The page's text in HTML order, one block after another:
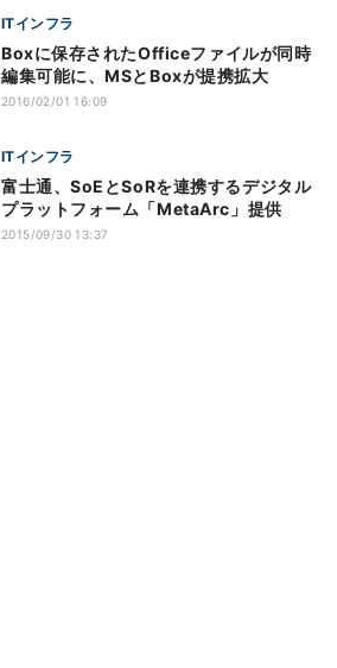
ITインフラ
Boxに保存されたOfficeファイルが同時
編集可能に、MSとBoxが提携拡大
2016/02/01 16:09
ITインフラ
富士通、SoEとSoRを連携するデジタル
プラットフォーム「MetaArc」提供
2015/09/30 13:37